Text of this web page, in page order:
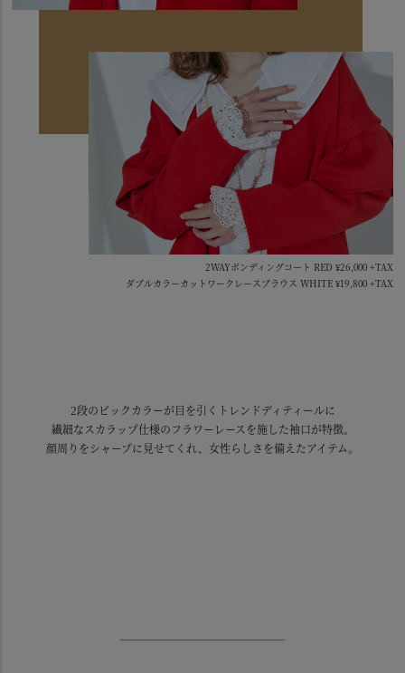
2WAYボンディングコート RED ¥26,000 +TAX
ダブルカラーカットワークレースブラウス WHITE ¥19,800 +TAX
2段のビックカラーが目を引くトレンドディティールに
繊細なスカラップ仕様のフラワーレースを施した袖口が特徴。
顔周りをシャープに見せてくれ、女性らしさを備えたアイテム。